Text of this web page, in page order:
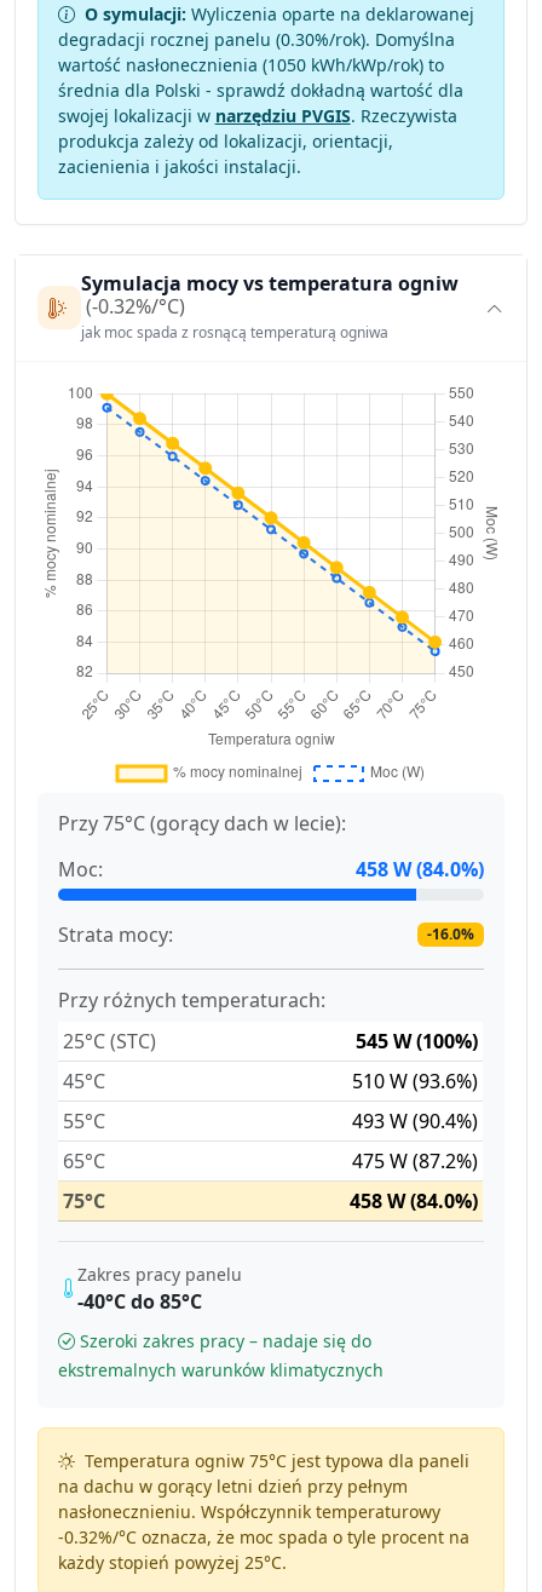
O symulacji: Wyliczenia oparte na deklarowanej
degradacji rocznej panelu (0.30%/rok). Domyślna
wartość nasłonecznienia (1050 kWh/kWp/rok) to
średnia dla Polski - sprawdź dokładną wartość dla
swojej lokalizacji w narzędziu PVGIS. Rzeczywista
produkcja zależy od lokalizacji, orientacji,
zacienienia i jakości instalacji.
Symulacja mocy vs temperatura ogniw
(-0.32%/°C)
jak moc spada z rosnącą temperaturą ogniwa
Przy 75°C (gorący dach w lecie):
Moc:
458 W (84.0%)
Strata mocy: -16.0%
Przy różnych temperaturach:
25°C (STC)
545 W (100%)
45°C
510 W (93.6%)
55°C
493 W (90.4%)
65°C
475 W (87.2%)
75°C
458 W (84.0%)
Zakres pracy panelu
-40°C do 85°C
Szeroki zakres pracy – nadaje się do
ekstremalnych warunków klimatycznych
Temperatura ogniw 75°C jest typowa dla paneli
na dachu w gorący letni dzień przy pełnym
nasłonecznieniu. Współczynnik temperaturowy
-0.32%/°Coznacza, że moc spada o tyle procent na
każdy stopień powyżej 25°C.